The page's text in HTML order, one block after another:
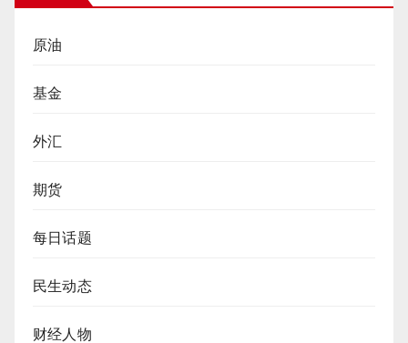
原油
基金
外汇
期货
每日话题
民生动态
财经人物